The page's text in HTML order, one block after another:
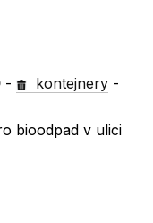
- kontejnery -
bioodpad v ulici